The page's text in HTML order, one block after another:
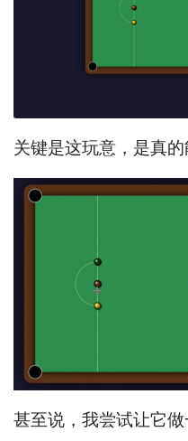
关键是这玩意，是真的
甚至说，我尝试让它做